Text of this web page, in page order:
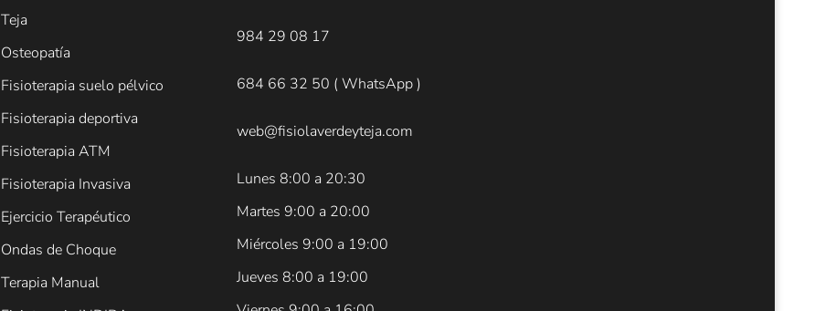
Teja
Osteopatía
Fisioterapia suelo pélvico
Fisioterapia deportiva
Fisioterapia ATM
Fisioterapia Invasiva
Ejercicio Terapéutico
Ondas de Choque
Terapia Manual
984 29 08 17
684 66 32 50 ( WhatsApp )
web@fisiolaverdeyteja.com
Lunes 8:00 a 20:30
Martes 9:00 a 20:00
Miércoles 9:00 a 19:00
Jueves 8:00 a 19:00